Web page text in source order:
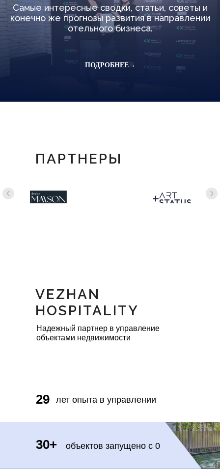
Самые интересные сводки, статьи, советы и
конечно же прогнозы развития в направлении
отельного бизнеса.
ПОДРОБНЕЕ→
ПАРТНЕРЫ
VEZHAN
HOSPITALITY
Надежный партнер в управление
объектами недвижимости
29 лет опыта в управлении
30+ объектов запущено с 0